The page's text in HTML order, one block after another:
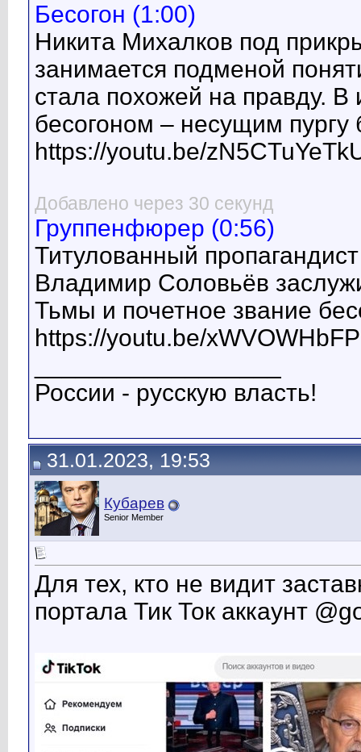
Бесогон (1:00)
Никита Михалков под
занимается подменой
стала похожей на правду. В
бесогоном – несущим пургу
https://youtu.be/
Добавлено через 30 секунд
Группенфюрер (0:56)
Титулованный
Владимир Соловьёв
Тьмы и почетное звание
https://youtu.be/
России - русскую власть!
31.01.2023, 19:53
Кубарев
Senior Member
Для тех, кто не видит
портала Тик Ток аккаунт